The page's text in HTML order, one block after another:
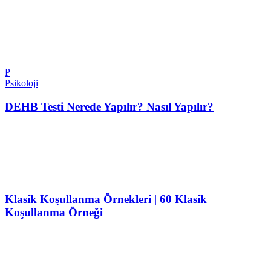
P
Psikoloji
DEHB Testi Nerede Yapılır? Nasıl Yapılır?
Klasik Koşullanma Örnekleri | 60 Klasik
Koşullanma Örneği